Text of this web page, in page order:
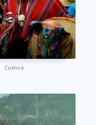
Cuenca